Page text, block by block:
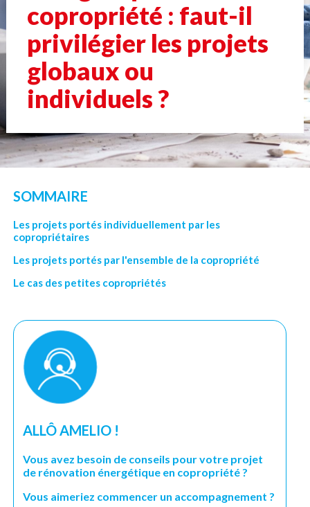
copropriété : faut-il
privilégier les projets
globaux ou
individuels ?
SOMMAIRE
Les projets portés individuellement par les
copropriétaires
Les projets portés par l'ensemble de la copropriété
Le cas des petites copropriétés
ALLÔ AMELIO !
Vous avez besoin de conseils pour votre projet
de rénovation énergétique en copropriété ?
Vous aimeriez commencer un accompagnement ?